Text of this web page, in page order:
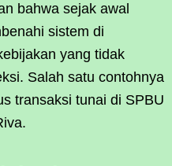
bahwa sejak awal
sistem di
yang tidak
Salah satu contohnya
transaksi tunai di SPBU